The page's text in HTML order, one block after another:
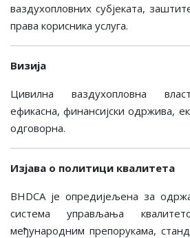
ваздухопловних субјеката,
права корисника услуга.
Визија
Цивилна ваздухопловна
ефикасна, финансијски одржива,
одговорна.
Изјава о политици квалитета
BHDCA је опредијељена за
система управљања
међународним препорукама,